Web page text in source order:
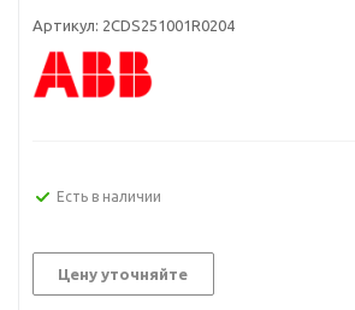
Артикул: 2CDS251001R0204
Есть в наличии
Цену уточняйте